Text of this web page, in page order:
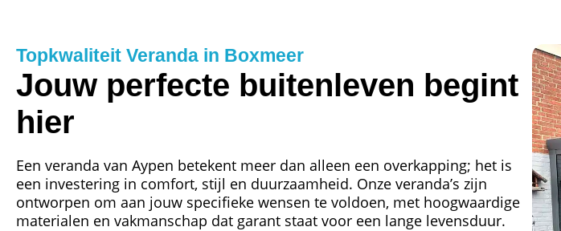
Topkwaliteit Veranda in Boxmeer
Jouw perfecte buitenleven begint
hier
Een veranda van Aypen betekent meer dan alleen een overkapping; het is
een investering in comfort, stijl en duurzaamheid. Onze veranda’s zijn
ontworpen om aan jouw specifieke wensen te voldoen, met hoogwaardige
materialen en vakmanschap dat garant staat voor een lange levensduur.